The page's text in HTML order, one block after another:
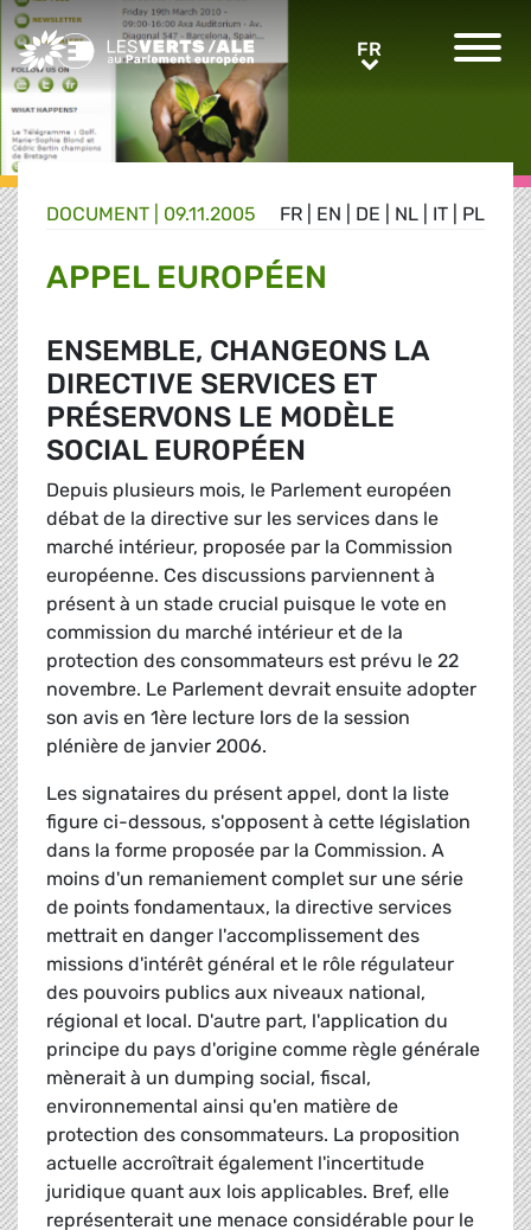
Greens/EFA Home FR
FR EN DE NL IT PL
DOCUMENT 09.11.2005
APPEL EUROPÉEN
ENSEMBLE, CHANGEONS LA
DIRECTIVE SERVICES ET
PRÉSERVONS LE MODÈLE
SOCIAL EUROPÉEN
Depuis plusieurs mois, le Parlement européen
débat de la directive sur les services dans le
marché intérieur, proposée par la Commission
européenne. Ces discussions parviennent à
présent à un stade crucial puisque le vote en
commission du marché intérieur et de la
protection des consommateurs est prévu le 22
novembre. Le Parlement devrait ensuite adopter
son avis en 1ère lecture lors de la session
plénière de janvier 2006.
Les signataires du présent appel, dont la liste
figure ci-dessous, s'opposent à cette législation
dans la forme proposée par la Commission. A
moins d'un remaniement complet sur une série
de points fondamentaux, la directive services
mettrait en danger l'accomplissement des
missions d'intérêt général et le rôle régulateur
des pouvoirs publics aux niveaux national,
régional et local. D'autre part, l'application du
principe du pays d'origine comme règle générale
mènerait à un dumping social, fiscal,
environnemental ainsi qu'en matière de
protection des consommateurs. La proposition
actuelle accroîtrait également l'incertitude
juridique quant aux lois applicables. Bref, elle
représenterait une menace considérable pour le